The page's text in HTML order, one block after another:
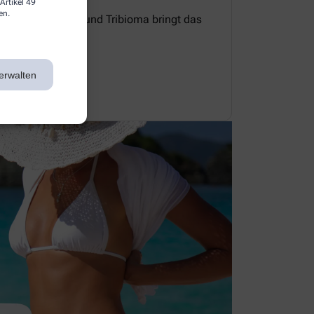
49
und Tribioma bringt das